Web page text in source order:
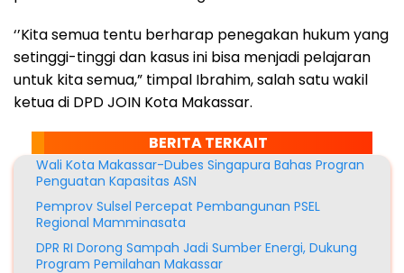
‘’Kita semua tentu berharap penegakan hukum yang
setinggi-tinggi dan kasus ini bisa menjadi pelajaran
untuk kita semua,” timpal Ibrahim, salah satu wakil
ketua di DPD JOIN Kota Makassar.
BERITA TERKAIT
Wali Kota Makassar-Dubes Singapura Bahas Progran
Penguatan Kapasitas ASN
Pemprov Sulsel Percepat Pembangunan PSEL
Regional Mamminasata
DPR RI Dorong Sampah Jadi Sumber Energi, Dukung
Program Pemilahan Makassar